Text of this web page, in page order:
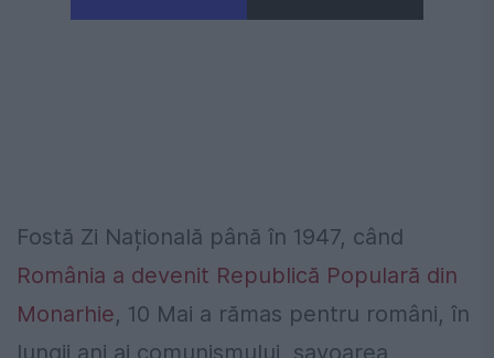
Fostă Zi Națională până în 1947, când
România a devenit Republică Populară din
Monarhie, 10 Mai a rămas pentru români, în
lungii ani ai comunismului, savoarea